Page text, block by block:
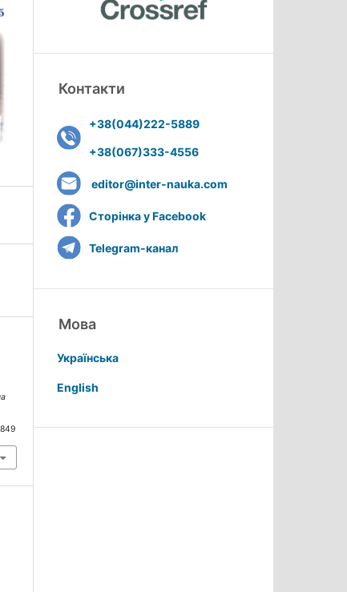
Контакти
+38(044)222-5889
+38(067)333-4556
editor@inter-nauka.com
Сторінка у Facebook
Telegram-канал
Мова
Українська
English